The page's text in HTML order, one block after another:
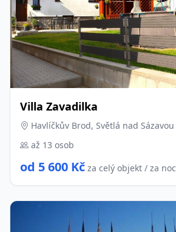
Villa Zavadilka
Havlíčkův Brod, Světlá nad Sázavou
až 13 osob
od 5 600 Kč za celý objekt / za noc